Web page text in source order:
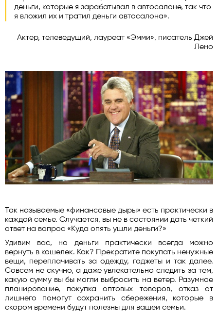
деньги, которые я зарабатывал в автосалоне, так что
я вложил их и тратил деньги автосалона».
Актер, телеведущий, лауреат «Эмми», писатель Джей
Лено
Так называемые «финансовые дыры» есть практически в
каждой семье. Случается, вы не в состоянии дать четкий
ответ на вопрос «Куда опять ушли деньги?»
Удивим вас, но деньги практически всегда можно
вернуть в кошелек. Как? Прекратите покупать ненужные
вещи, переплачивать за одежду, гаджеты и так далее.
Совсем не скучно, а даже увлекательно следить за тем,
какую сумму вы бы могли выбросить на ветер. Разумное
планирование, покупка оптовых товаров, отказ от
лишнего помогут сохранить сбережения, которые в
скором времени будут полезны для вашей семьи.